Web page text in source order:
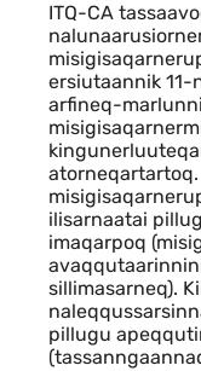
ITQ-CA
ersiutaannik
arfineq-
atorneqartartoq.
ilisarnaatai
imaqarpoq
sillimasarneq).
pillugu